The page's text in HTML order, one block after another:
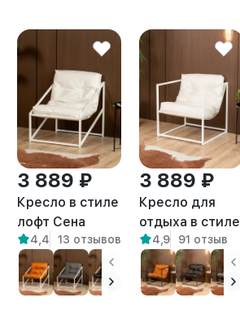
3 889 ₽
Кресло в стиле
лофт Сена
экокожа
белый/белый
4,4 13 отзывов
3 889 ₽
Кресло для
отдыха в стиле
лофт Барта
белый/белый
4,9 91 отзыв